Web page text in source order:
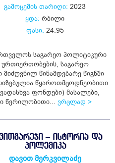
გამოცემის თარიღი: 2023
ყდა: რბილი
ფასი: 24.95
საგარეო პოლიტიკური
ურთიერთობების, საგარეო
მიძღვნილ წინამდებარე წიგნში
წყაროთმცოდნეობითი
ფონდები) მასალები,
წერილობითი... ვრცლად >
– ᲘᲡᲢᲝᲠᲘᲐ ᲓᲐ
ᲞᲝᲚᲔᲛᲘᲙᲐ
დავით მერკვილაძე